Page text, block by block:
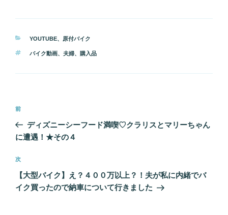
カ
ゴ
ー
YOUTUBE、 原付バイク
タ
バイク動画、 夫婦、 購入品
投
ナ
ゲ
ー
シ
前
の
投
前
ディズニーシーフード満喫♡クラリスとマリーちゃん
に遭遇！★その４
次
の
投
次
【大型バイク】え？４００万以上？！夫が私に内緒でバ
イク買ったので納車について行きました